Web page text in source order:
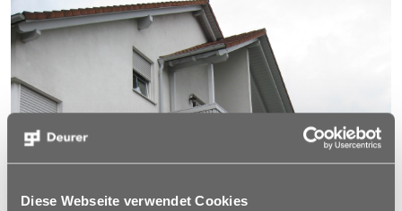
Diese Webseite verwendet Cookies